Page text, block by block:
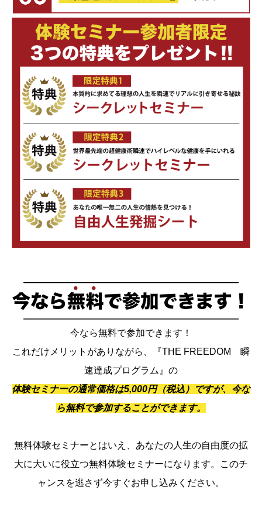
今なら無料で参加できます！
これだけメリットがありながら、『THE FREEDOM 瞬
速達成プログラム』の
体験セミナーの通常価格は5,000円（税込）ですが、今な
ら無料で参加することができます。
無料体験セミナーとはいえ、あなたの人生の自由度の拡
大に大いに役立つ無料体験セミナーになります。このチ
ャンスを逃さず今すぐお申し込みください。